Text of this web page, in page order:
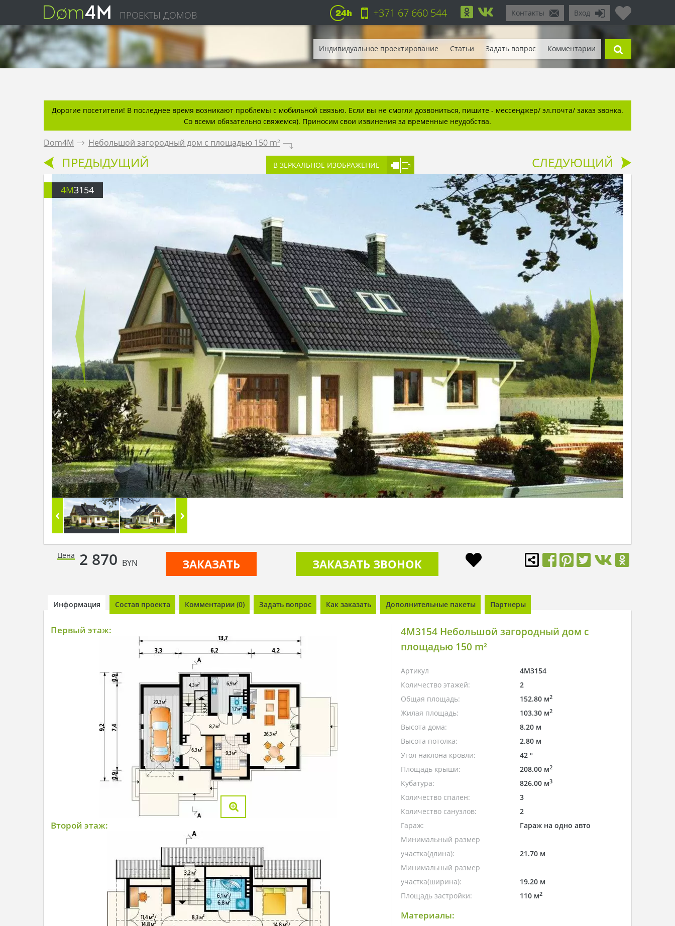
ПРОЕКТЫ ДОМОВ Вход
Контакты
+371 67 660 544
Индивидуальное проектирование Статьи Задать вопрос Комментарии
Дорогие посетители! В последнее время возникают проблемы с мобильной связью. Если вы не смогли дозвониться, пишите - мессенджер/ эл.почта/ заказ звонка.
Со всеми обязательно свяжемся). Приносим свои извинения за временные неудобства.
Dom4M . Небольшой загородный дом с площадью 150 m² .
ПРЕДЫДУЩИЙ В ЗЕРКАЛЬНОЕ ИЗОБРАЖЕНИЕ СЛЕДУЮЩИЙ
4M3154
Цена 2 870 BYN ЗАКАЗАТЬ ЗАКАЗАТЬ ЗВОНОК
Информация Состав проекта Комментарии (0) Задать вопрос Как заказать Дополнительные пакеты Партнеры
Первый этаж:
Второй этаж:
4M3154 Небольшой загородный дом с
площадью 150 m²
Артикул
4M3154
Количество этажей:
2
Общая площадь:
152.80 м2
Жилая площадь: 103.30 м2
Высота дома:
8.20 м
Высота потолка:
2.80 м
Угол наклона кровли:
42 °
Площадь крыши:
208.00 м2
Кубатура: 826.00 м3
Количество спален:
3
Количество санузлов:
2
Гараж:
Гараж на одно авто
Минимальный размер
участка(длина):
21.70 м
Минимальный размер
участка(ширина):
19.20 м
Площадь застройки:
110 м2
Материалы: